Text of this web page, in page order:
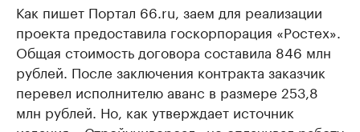
Как пишет Портал 66.ru, заем для реализации
проекта предоставила госкорпорация «Ростех».
Общая стоимость договора составила 846 млн
рублей. После заключения контракта заказчик
перевел исполнителю аванс в размере 253,8
млн рублей. Но, как утверждает источник